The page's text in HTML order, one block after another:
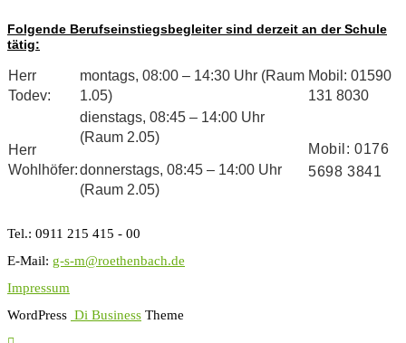
Folgende Berufseinstiegsbegleiter sind derzeit an der Schule
tätig:
Herr
Todev:
montags, 08:00 – 14:30 Uhr (Raum
1.05)
Mobil: 01590
131 8030
Herr
Wohlhöfer:
dienstags, 08:45 – 14:00 Uhr
(Raum 2.05)
donnerstags, 08:45 – 14:00 Uhr
(Raum 2.05)
Mobil: 0176
5698 3841
Tel.: 0911 215 415 - 00
E-Mail: g-s-m@roethenbach.de
Impressum
WordPress Di Business Theme